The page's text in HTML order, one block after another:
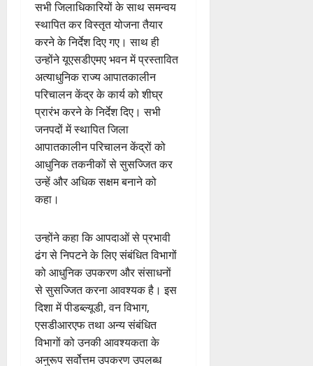
सभी जिलाधिकारियों के साथ समन्वय
स्थापित कर विस्तृत योजना तैयार
करने के निर्देश दिए गए। साथ ही
उन्होंने यूएसडीएमए भवन में प्रस्तावित
अत्याधुनिक राज्य आपातकालीन
परिचालन केंद्र के कार्य को शीघ्र
प्रारंभ करने के निर्देश दिए। सभी
जनपदों में स्थापित जिला
आपातकालीन परिचालन केंद्रों को
आधुनिक तकनीकों से सुसज्जित कर
उन्हें और अधिक सक्षम बनाने को
कहा।
उन्होंने कहा कि आपदाओं से प्रभावी
ढंग से निपटने के लिए संबंधित विभागों
को आधुनिक उपकरण और संसाधनों
से सुसज्जित करना आवश्यक है। इस
दिशा में पीडब्ल्यूडी, वन विभाग,
एसडीआरएफ तथा अन्य संबंधित
विभागों को उनकी आवश्यकता के
अनुरूप सर्वोत्तम उपकरण उपलब्ध